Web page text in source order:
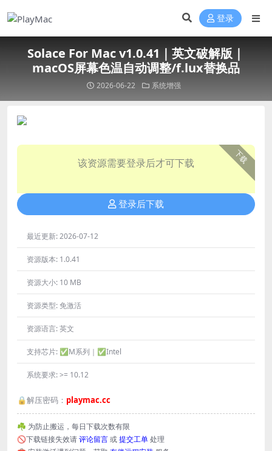
登录
Solace For Mac v1.0.41｜英文破解版｜
macOS屏幕色温自动调整/f.lux替换品
2026-06-22 系统增强
下载
该资源需要登录后才可下载
登录后下载
最近更新:2026-07-12
资源版本: 1.0.41
资源大小: 10 MB
资源类型:免激活
资源语言:英文
支持芯片: ✅M系列｜✅Intel
系统要求:>= 10.12
🔒解压密码： playmac.cc
☘️ 为防止搬运，每日下载次数有限
🚫下载链接失效请评论留言或提交工单处理